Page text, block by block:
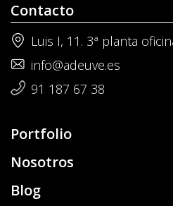
Contacto
Luis I, 11. 3ª planta
info@adeuve.es
91 187 67 38
Portfolio
Nosotros
Blog